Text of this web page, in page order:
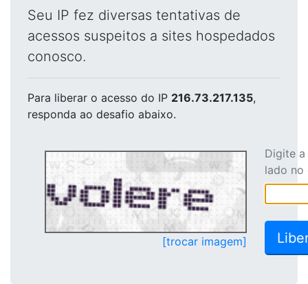
Seu IP fez diversas tentativas de
acessos suspeitos a sites hospedados
conosco.
Para liberar o acesso do IP 216.73.217.135,
responda ao desafio abaixo.
[trocar imagem]
Digite
lado no